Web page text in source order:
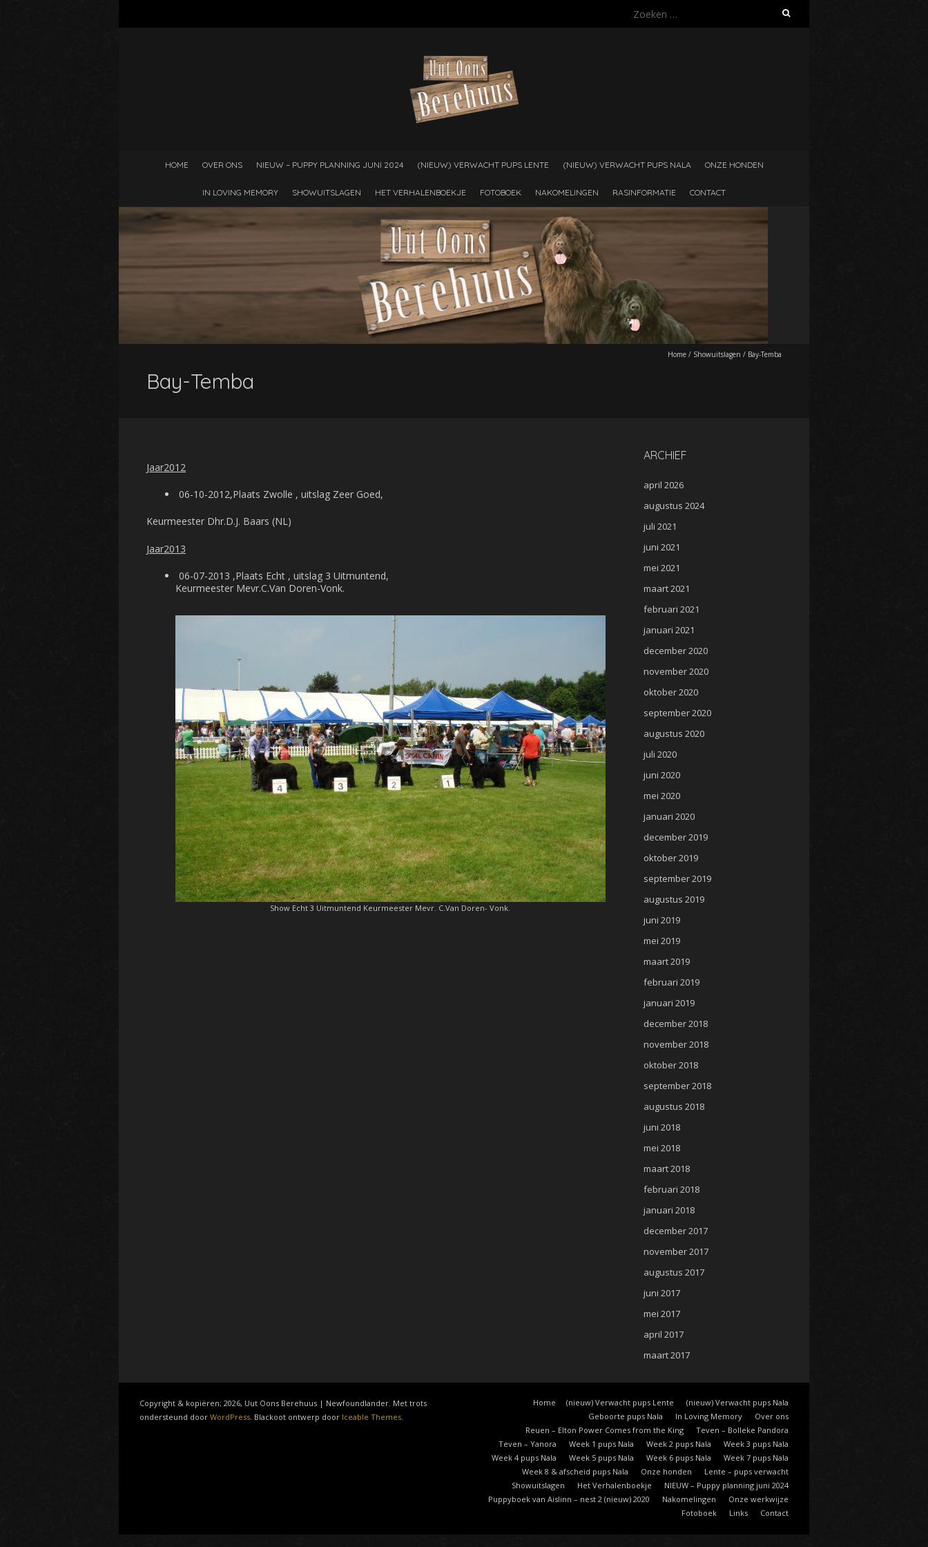
Z
:
HOME OVER ONS NIEUW – PUPPY PLANNING JUNI 2024 (NIEUW) VERWACHT PUPS LENTE (NIEUW) VERWACHT PUPS NALA ONZE HONDEN
IN LOVING MEMORY SHOWUITSLAGEN HET VERHALENBOEKJE FOTOBOEK NAKOMELINGEN RASINFORMATIE CONTACT
Home / Showuitslagen / Bay-Temba
Bay-Temba
Jaar2012
06-10-2012,Plaats Zwolle , uitslag Zeer Goed,
Keurmeester Dhr.D.J. Baars (NL)
Jaar2013
06-07-2013 ,Plaats Echt , uitslag 3 Uitmuntend,
Keurmeester Mevr.C.Van Doren-Vonk.
Show Echt 3 Uitmuntend Keurmeester Mevr. C.Van Doren- Vonk.
ARCHIEF
april 2026
augustus 2024
juli 2021
juni 2021
mei 2021
maart 2021
februari 2021
januari 2021
december 2020
november 2020
oktober 2020
september 2020
augustus 2020
juli 2020
juni 2020
mei 2020
januari 2020
december 2019
oktober 2019
september 2019
augustus 2019
juni 2019
mei 2019
maart 2019
februari 2019
januari 2019
december 2018
november 2018
oktober 2018
september 2018
augustus 2018
juni 2018
mei 2018
maart 2018
februari 2018
januari 2018
december 2017
november 2017
augustus 2017
juni 2017
mei 2017
april 2017
maart 2017
Copyright & kopiëren; 2026, Uut Oons Berehuus | Newfoundlander. Met trots
ondersteund door WordPress. Blackoot ontwerp door Iceable Themes.
Home (nieuw) Verwacht pups Lente
(nieuw) Verwacht pups Nala
Geboorte pups Nala
In Loving Memory
Over ons
Reuen – Elton Power Comes from the King
Teven – Bolleke Pandora
Teven – Yanora
Week 1 pups Nala Week 2 pups Nala
Week 3 pups Nala
Week 4 pups Nala
Week 5 pups Nala Week 6 pups Nala
Week 7 pups Nala
Week 8 & afscheid pups Nala
Onze honden
Lente – pups verwacht
Showuitslagen
Het Verhalenboekje
NIEUW – Puppy planning juni 2024
Puppyboek van Aislinn – nest 2 (nieuw) 2020
Nakomelingen
Onze werkwijze
Fotoboek
Links Contact